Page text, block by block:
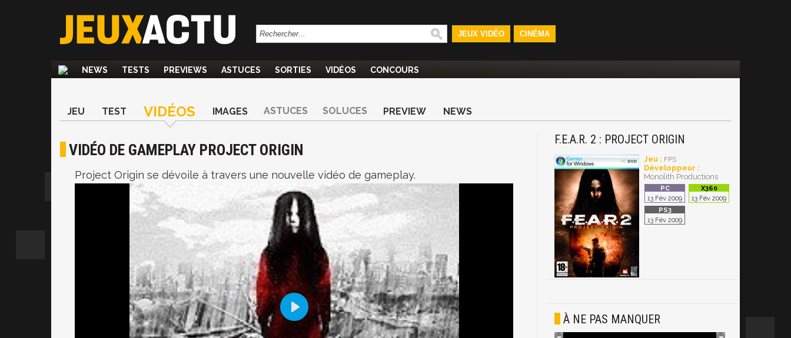
JEUX VIDÉO CINÉMA
NEWS TESTS PREVIEWS ASTUCES SORTIES VIDÉOS CONCOURS
JEU TEST VIDÉOS IMAGES ASTUCES SOLUCES PREVIEW NEWS
VIDÉO DE GAMEPLAY PROJECT ORIGIN
Project Origin se dévoile à travers une nouvelle vidéo de gameplay.
F.E.A.R. 2 : PROJECT ORIGIN
Jeu : FPS
Développeur :
Monolith Productions
13 Fév 2009 13 Fév 2009
13 Fév 2009
À NE PAS MANQUER